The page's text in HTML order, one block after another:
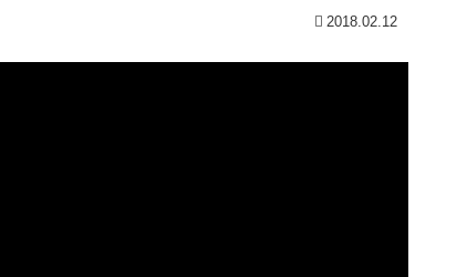
2018.02.12